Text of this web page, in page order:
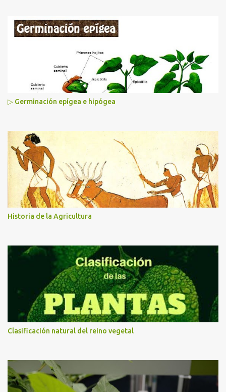
▷ Germinación epígea e hipógea
Historia de la Agricultura
Clasificación natural del reino vegetal